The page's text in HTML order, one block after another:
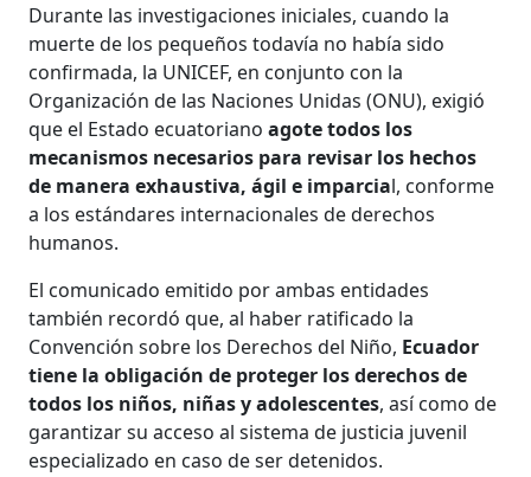
Durante las investigaciones iniciales, cuando la
muerte de los pequeños todavía no había sido
confirmada, la UNICEF, en conjunto con la
Organización de las Naciones Unidas (ONU), exigió
que el Estado ecuatoriano agote todos los
mecanismos necesarios para revisar los hechos
de manera exhaustiva, ágil e imparcial, conforme
a los estándares internacionales de derechos
humanos.
El comunicado emitido por ambas entidades
también recordó que, al haber ratificado la
Convención sobre los Derechos del Niño, Ecuador
tiene la obligación de proteger los derechos de
todos los niños, niñas y adolescentes, así como de
garantizar su acceso al sistema de justicia juvenil
especializado en caso de ser detenidos.